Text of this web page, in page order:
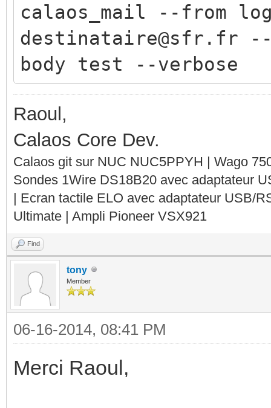
calaos_mail --from
destinataire@sfr.fr
body test --verbose
Raoul,
Calaos Core Dev.
Calaos git sur NUC NUC5PPYH | Wago
Sondes 1Wire DS18B20 avec adaptateur
| Ecran tactile ELO avec adaptateur USB/
Ultimate | Ampli Pioneer VSX921
Find
tony
Member
06-16-2014, 08:41 PM
Merci Raoul,